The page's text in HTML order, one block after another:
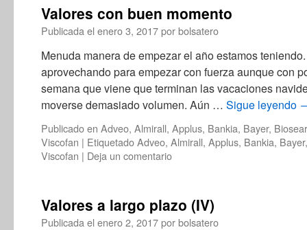
Valores con buen momento
Publicada el enero 3, 2017porbolsatero
Menuda manera de empezar el año estamos
aprovechando para empezar con fuerza aunque con
semana que viene que terminan las vacaciones
moverse demasiado volumen. Aún … Sigue leyendo
Publicado en Adveo, Almirall, Applus, Bankia, Bayer,
Viscofan | EtiquetadoAdveo, Almirall, Applus, Bankia, Bayer
Viscofan | Deja un comentario
Valores a largo plazo (IV)
Publicada el enero 2, 2017porbolsatero